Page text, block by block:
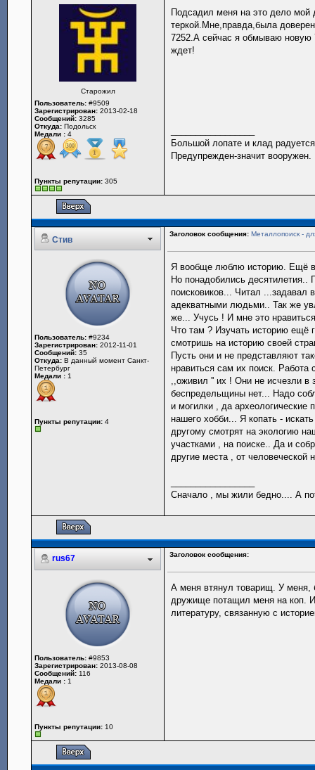
Старожил
Пользователь: #9509
Зарегистрирован: 2013-02-18
Сообщений: 3285
Откуда: Подольск
Медали : 4
Пункты репутации: 305
Подсадил меня на это дело мой
теркой.Мне,правда,была
7252.А сейчас я обмываю новую
ждет!
Большой лопате и клад
Предупрежден-значит вооружен.
Стив
Заголовок сообщения: Металлопоиск -
Пользователь: #9234
Зарегистрирован: 2012-11-01
Сообщений: 35
Откуда: В данный момент Санкт-
Петербург
Медали : 1
Пункты репутации: 4
Я вообще люблю историю. Ещё в
Но понадобились
поисковиков... Читал
адекватными людьми.. Так же
же... Учусь ! И мне это
Что там ? Изучать историю ещё
смотришь на историю своей
Пусть они и не представляют
нравиться сам их поиск.
,,оживил '' их ! Они не исчезли в
беспредельщины нет... Надо
и могилки , да
нашего хобби... Я копать -
другому смотрят на экологию
участками , на поиске.. Да и
другие места , от человеческой
Сначало , мы жили бедно.... А
rus67 Заголовок сообщения:
Пользователь: #9853
Зарегистрирован: 2013-08-08
Сообщений: 116
Медали : 1
Пункты репутации: 10
А меня втянул товарищ. У меня,
дружище потащил меня на коп.
литературу, связанную с